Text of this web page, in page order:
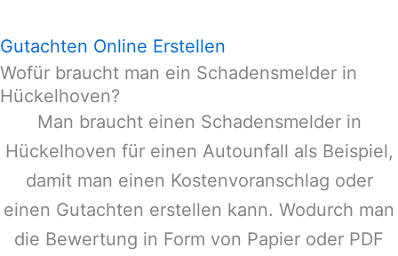
Gutachten Online Erstellen
Wofür braucht man ein Schadensmelder in
Hückelhoven?
Man braucht einen Schadensmelder in
Hückelhoven für einen Autounfall als Beispiel,
damit man einen Kostenvoranschlag oder
einen Gutachten erstellen kann. Wodurch man
die Bewertung in Form von Papier oder PDF